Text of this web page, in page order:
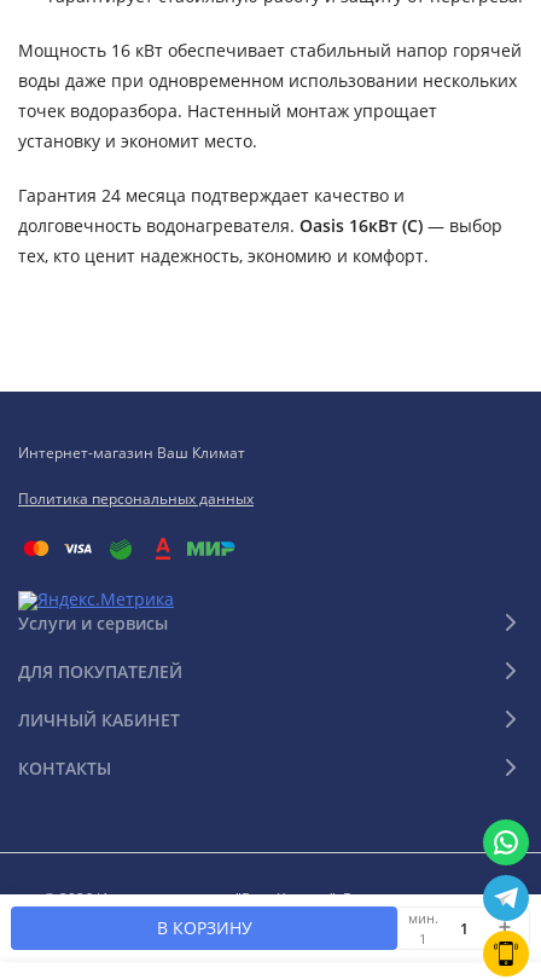
В КОРЗИНУ
мин.
1
Мощность 16 кВт обеспечивает стабильный напор горячей
воды даже при одновременном использовании нескольких
точек водоразбора. Настенный монтаж упрощает
установку и экономит место.
Гарантия 24 месяца подтверждает качество и
долговечность водонагревателя. Oasis 16кВт (С) — выбор
тех, кто ценит надежность, экономию и комфорт.
Интернет-магазин Ваш Климат
Политика персональных данных
Услуги и сервисы
ДЛЯ ПОКУПАТЕЛЕЙ
ЛИЧНЫЙ КАБИНЕТ
КОНТАКТЫ
© 2026 Интернет-магазин "Ваш Климат". Все права защищены